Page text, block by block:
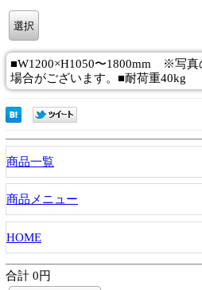
■W1200×H1050〜1800mm ※写真
場合がございます。■耐荷重40kg
商品一覧
商品メニュー
HOME
合計 0円